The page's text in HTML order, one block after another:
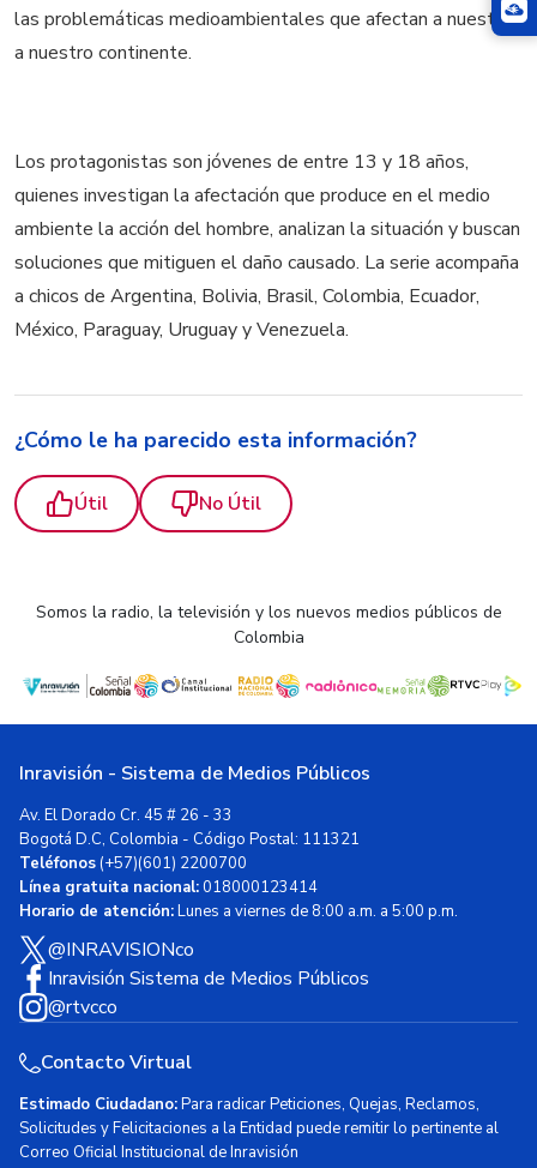
las problemáticas medioambientales que afectan a nuestro
a nuestro continente.
Los protagonistas son jóvenes de entre 13 y 18 años,
quienes investigan la afectación que produce en el medio
ambiente la acción del hombre, analizan la situación y buscan
soluciones que mitiguen el daño causado. La serie acompaña
a chicos de Argentina, Bolivia, Brasil, Colombia, Ecuador,
México, Paraguay, Uruguay y Venezuela.
¿Cómo le ha parecido esta información?
Útil No Útil
Somos la radio, la televisión y los nuevos medios públicos de
Colombia
Inravisión - Sistema de Medios Públicos
Av. El Dorado Cr. 45 # 26 - 33
Bogotá D.C, Colombia - Código Postal: 111321
Teléfonos(+57)(601) 2200700
Línea gratuita nacional:018000123414
Horario de atención:Lunes a viernes de 8:00 a.m. a 5:00 p.m.
@INRAVISIONco
Inravisión Sistema de Medios Públicos
@rtvcco
Contacto Virtual
Estimado Ciudadano:Para radicar Peticiones, Quejas, Reclamos,
Solicitudes y Felicitaciones a la Entidad puede remitir lo pertinente al
Correo Oficial Institucional de Inravisión